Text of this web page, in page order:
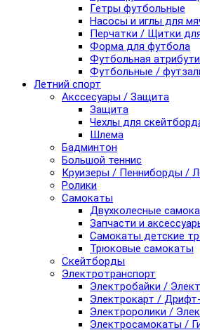
Гетры футбольные
Насосы и иглы для
Перчатки / Щитки
Форма для футбола
Футбольная
Футбольные /
Летний спорт
Акссесуары / Защита
Защита
Чехлы для
Шлема
Бадминтон
Большой теннис
Круизеры / Пенниборды /
Ролики
Самокаты
Двухколесные
Запчасти и
Самокаты детские
Трюковые самокаты
Скейтборды
Электротранспорт
Электробайки /
Электрокарт /
Электроролики /
Электросамокаты /